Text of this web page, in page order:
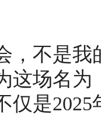
，不是
这场名为
仅是2025